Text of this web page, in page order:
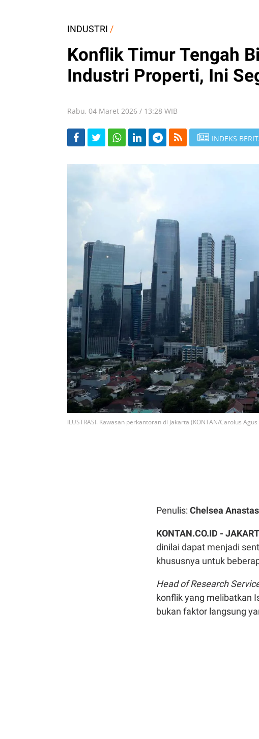
INDUSTRI /
Konflik Timur Tengah
Industri Properti, Ini
Rabu, 04 Maret 2026 / 13:28 WIB
INDEKS
ILUSTRASI. Kawasan perkantoran di Jakarta (KONTAN/Carolus
Penulis: Chelsea
KONTAN.CO.ID -
dinilai dapat menjadi
khususnya untuk
Head of Research
konflik yang melibatkan
bukan faktor langsung